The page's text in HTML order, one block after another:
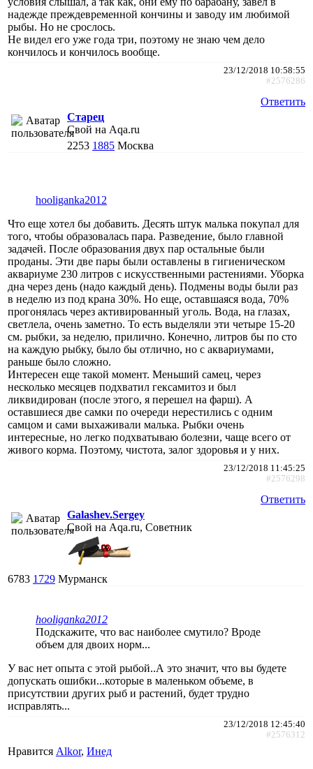
надежде преждевременной кончины и заводу им любимой
рыбы. Но не срослось.
Не видел его уже года три, поэтому не знаю чем дело
кончилось и кончилось вообще.
23/12/2018 10:58:55
#2576286
Ответить
Старец
Свой на Aqa.ru
2253 1885 Москва
hooliganka2012
Что еще хотел бы добавить. Десять штук малька покупал для
того, чтобы образовалась пара. Разведение, было главной
задачей. После образования двух пар остальные были
проданы. Эти две пары были оставлены в гигиеническом
аквариуме 230 литров с искусственными растениями. Уборка
дна через день (надо каждый день). Подмены воды были раз
в неделю из под крана 30%. Но еще, оставшаяся вода, 70%
прогонялась через активированный уголь. Вода, на глазах,
светлела, очень заметно. То есть выделяли эти четыре 15-20
см. рыбки, за неделю, прилично. Конечно, литров бы по сто
на каждую рыбку, было бы отлично, но с аквариумами,
раньше было сложно.
Интересен еще такой момент. Меньший самец, через
несколько месяцев подхватил гексамитоз и был
ликвидирован (после этого, я перешел на фарш). А
оставшиеся две самки по очереди нерестились с одним
самцом и сами выхаживали малька. Рыбки очень
интересные, но легко подхватываю болезни, чаще всего от
живого корма. Поэтому, чистота, залог здоровья и у них.
23/12/2018 11:45:25
#2576298
Ответить
Galashev.Sergey
Свой на Aqa.ru, Советник
6783 1729 Мурманск
hooliganka2012
Подскажите, что вас наиболее смутило? Вроде
объем для двоих норм...
У вас нет опыта с этой рыбой..А это значит, что вы будете
допускать ошибки...которые в маленьком объеме, в
присутствии других рыб и растений, будет трудно
исправлять...
23/12/2018 12:45:40
#2576312
Нравится Alkor, Инед